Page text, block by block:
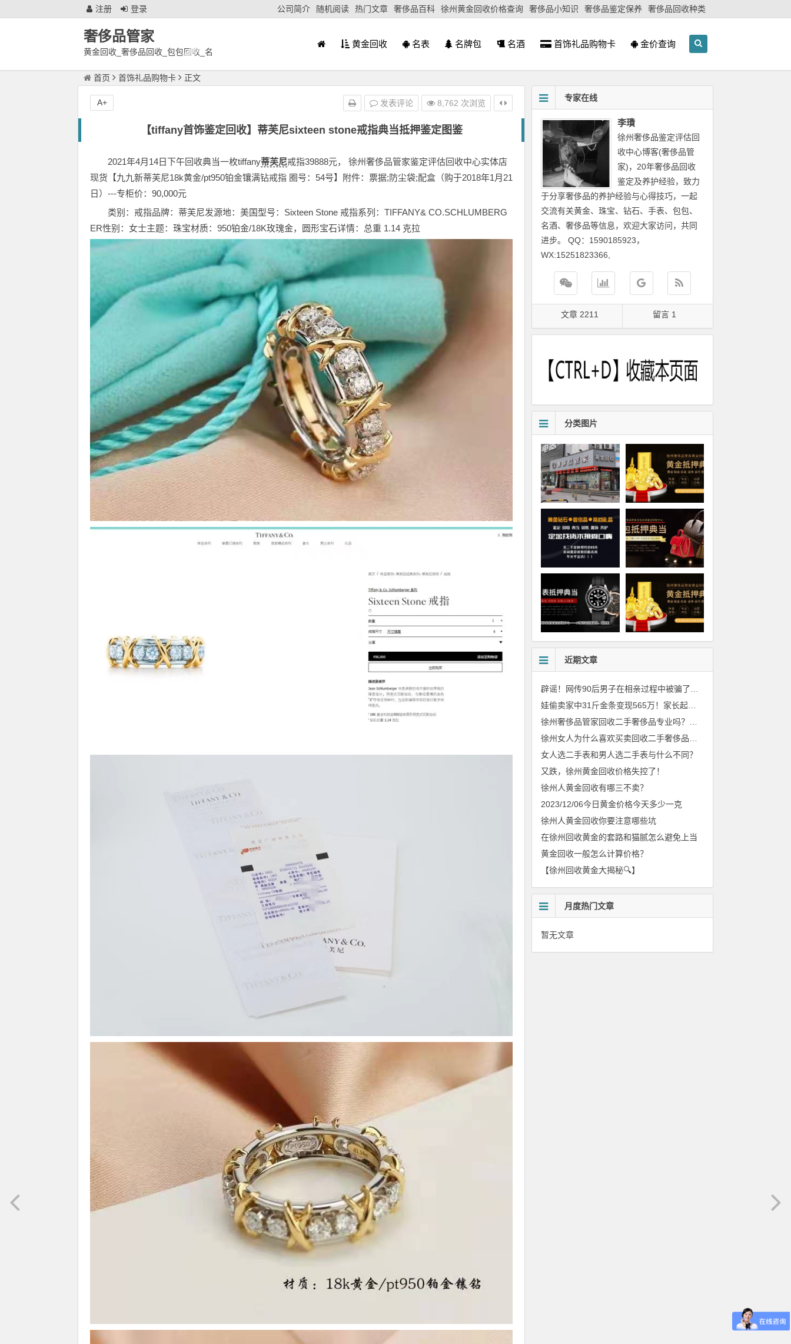
注册 登录 公司简介 随机阅读 热门文章 奢侈品百科 徐州黄金回收价格查询 奢侈品小知识 奢侈品鉴定保养 奢侈品回收种类
奢侈品管家
黄金回收_奢侈品回收_包包回收_名
黄金回收 名表 名牌包 名酒 首饰礼品购物卡 金价查询
首页 首饰礼品购物卡 正文
【tiffany首饰鉴定回收】蒂芙尼sixteen stone戒指典当抵押鉴定图鉴
发表评论 8,762 次浏览
A+
2021年4月14日下午回收典当一枚tiffany蒂芙尼戒指39888元， 徐州奢侈品管家鉴定评估回收中心实体店
现货【九九新蒂芙尼18k黄金/pt950铂金镶满钻戒指 圈号：54号】附件：票据;防尘袋;配盒（购于2018年1月21
日）---专柜价：90,000元
类别：戒指品牌：蒂芙尼发源地：美国型号：Sixteen Stone 戒指系列：TIFFANY& CO.SCHLUMBERG
ER性别：女士主题：珠宝材质： 950铂金/18K玫瑰金， 圆形宝石详情： 总重 1.14 克拉
专家在线
李璳
徐州奢侈品鉴定评估回
收中心博客(奢侈品管
家)，20年奢侈品回收
鉴定及养护经验，致力
于分享奢侈品的养护经验与心得技巧，一起
交流有关黄金、珠宝、钻石、手表、包包、
名酒、奢侈品等信息，欢迎大家访问，共同
进步。 QQ：1590185923，
WX:15251823366,
文章 2211 留言 1
分类图片
近期文章
女人选二手表和男人选二手表与什么不同？
又跌，徐州黄金回收价格失控了！
徐州人黄金回收有哪三不卖？
2023/12/06今日黄金价格今天多少一克
徐州人黄金回收你要注意哪些坑
在徐州回收黄金的套路和猫腻怎么避免上当
黄金回收一般怎么计算价格？
【徐州回收黄金大揭秘🔍】
月度热门文章
暂无文章